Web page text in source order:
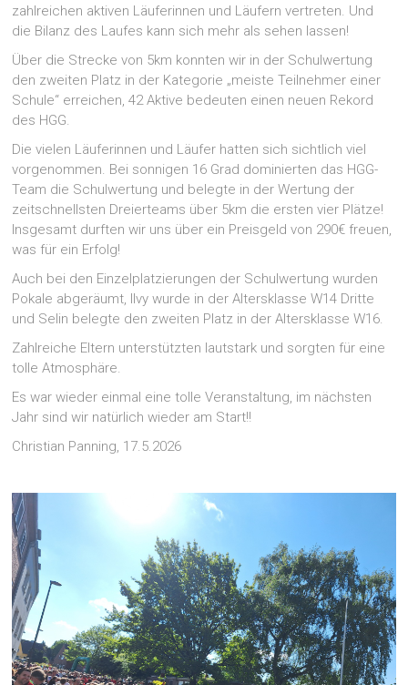
zahlreichen aktiven Läuferinnen und Läufern vertreten. Und
die Bilanz des Laufes kann sich mehr als sehen lassen!
Über die Strecke von 5km konnten wir in der Schulwertung
den zweiten Platz in der Kategorie „meiste Teilnehmer einer
Schule“ erreichen, 42 Aktive bedeuten einen neuen Rekord
des HGG.
Die vielen Läuferinnen und Läufer hatten sich sichtlich viel
vorgenommen. Bei sonnigen 16 Grad dominierten das HGG-
Team die Schulwertung und belegte in der Wertung der
zeitschnellsten Dreierteams über 5km die ersten vier Plätze!
Insgesamt durften wir uns über ein Preisgeld von 290€ freuen,
was für ein Erfolg!
Auch bei den Einzelplatzierungen der Schulwertung wurden
Pokale abgeräumt, Ilvy wurde in der Altersklasse W14 Dritte
und Selin belegte den zweiten Platz in der Altersklasse W16.
Zahlreiche Eltern unterstützten lautstark und sorgten für eine
tolle Atmosphäre.
Es war wieder einmal eine tolle Veranstaltung, im nächsten
Jahr sind wir natürlich wieder am Start!!
Christian Panning, 17.5.2026